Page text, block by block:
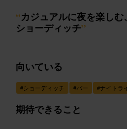
“カジュアルに夜を楽し
ショーディッチ”
向いている
#ショーディッチ #バー #ナイトラ
期待できること